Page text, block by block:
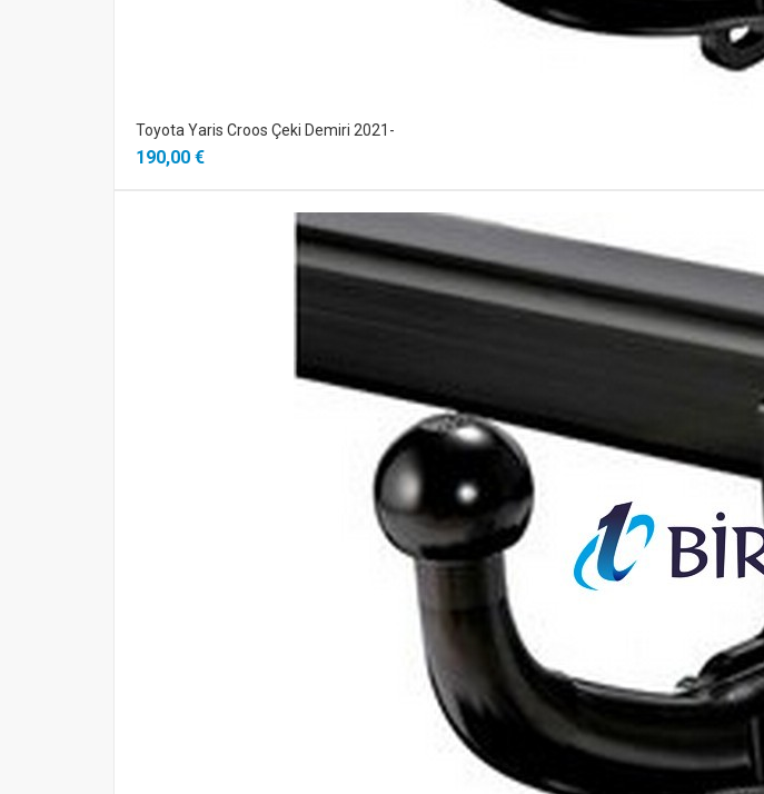
Toyota Yaris Croos Çeki Demiri 2021-
190,00 €